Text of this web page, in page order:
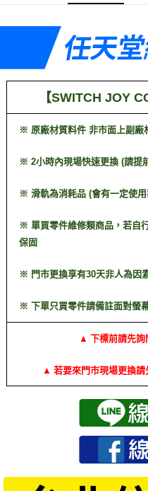
國泰世華商業銀行
匯豐（台灣）商業銀行
聯邦商業銀行
元大商業銀行
玉山商業銀行
台新國際商業銀行
國泰世華商業銀行
臺灣中小企業銀行
匯豐（台灣）商業銀行
聯邦商業銀行
玉山商業銀行
台新國際商業銀行
台灣樂天信用卡公司
ATM付款
運送方式
便利帶 2~3工作天(國定假日無
到店自取-台北信義門市 (租借
每筆NT$100，滿NT$199(含以
【SWITCH JOY
※ 原廠材質料件 非市面上副廠
※ 2小時內現場快速更換 (請提
※ 滑軌為消耗品 (會有一定使用
※ 單買零件維修類商品，若自
保固
※ 門市更換享有30天非人為因
※ 下單只買零件請備註面對螢
▲ 下標前請先詢
▲ 若要來門市現場更換